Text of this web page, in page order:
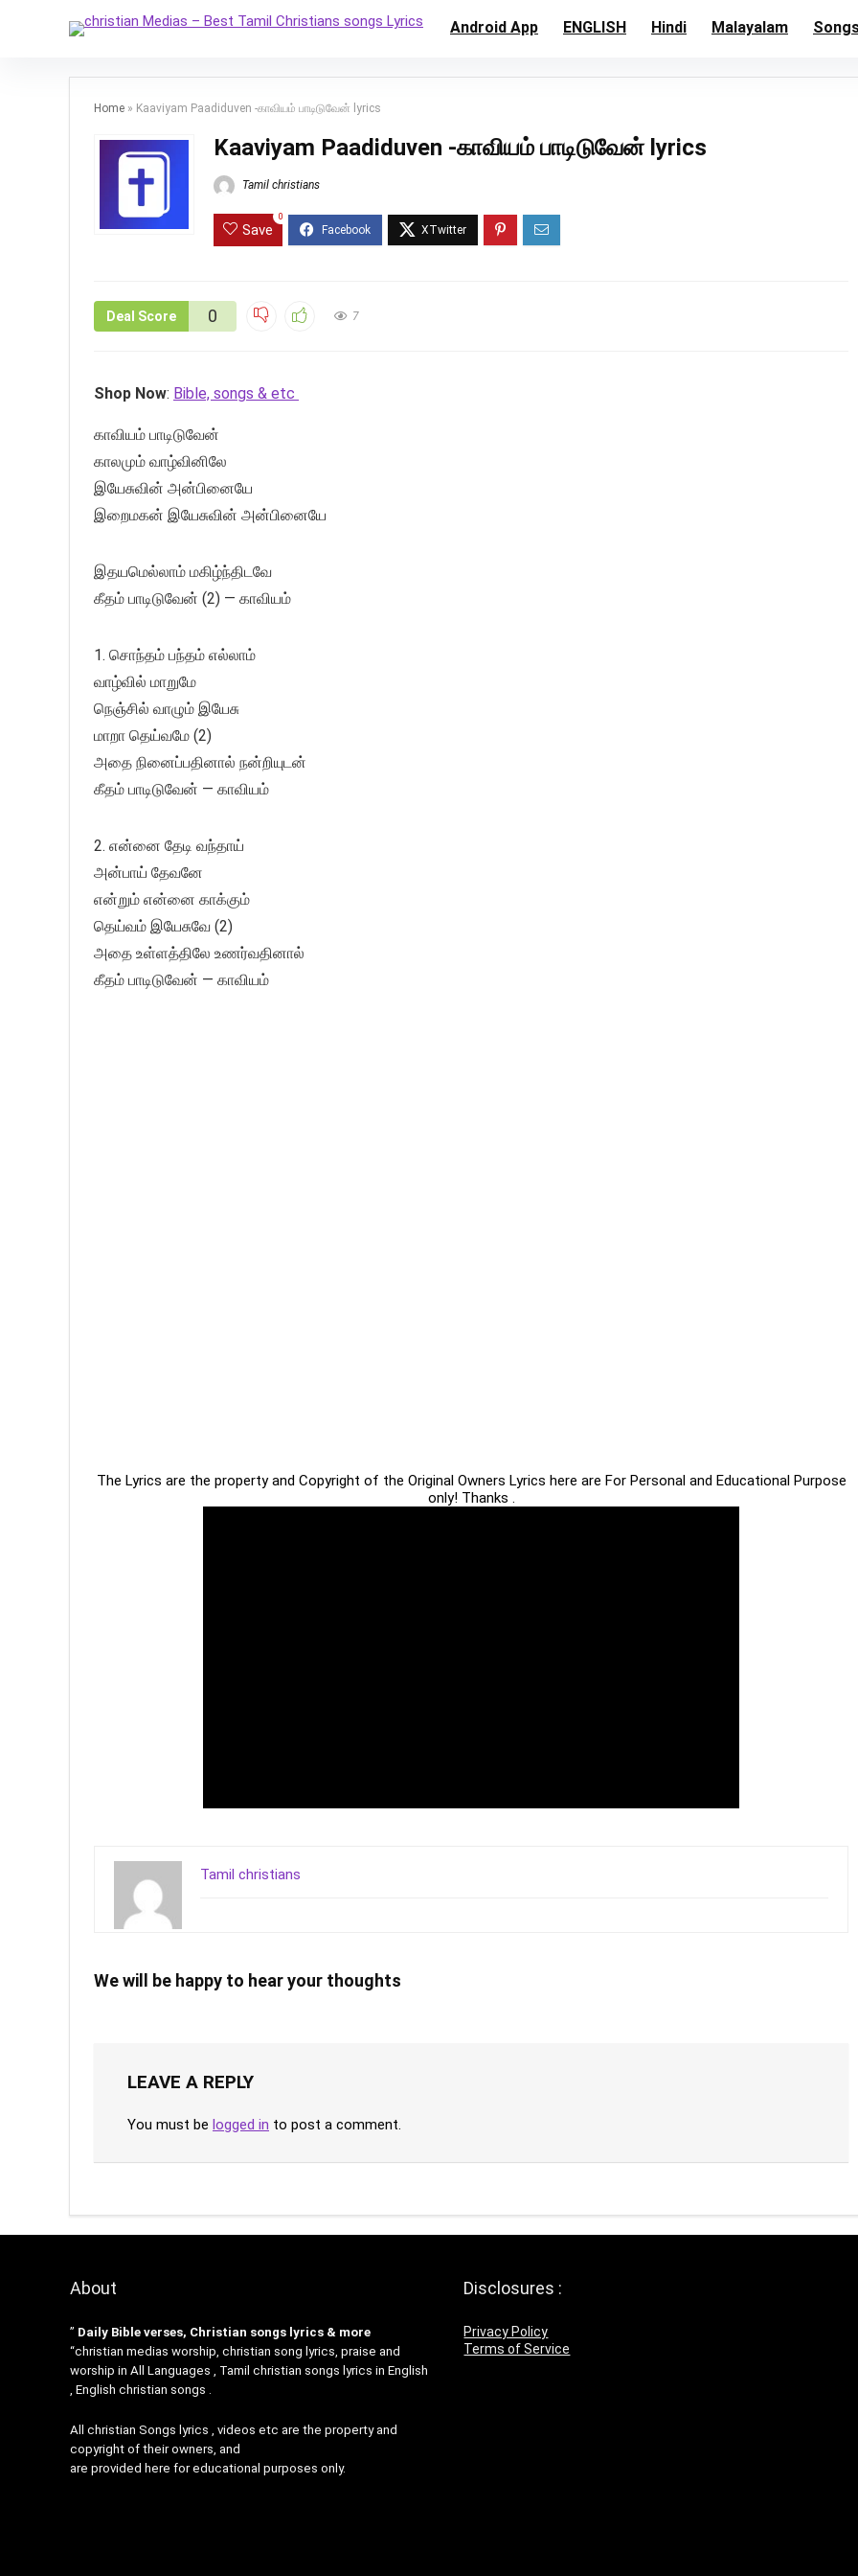
Android App ENGLISH Hindi Malayalam
Home » Kaaviyam Paadiduven -காவியம் பாடிடுவேன் lyrics
Kaaviyam Paadiduven -காவியம் பாடிடுவேன் lyrics
Tamil christians
Save
0
Deal Score 0 7
Shop Now: Bible, songs & etc
காவியம் பாடிடுவேன்
காலமும் வாழ்வினிலே
இயேசுவின் அன்பினையே
இறைமகன் இயேசுவின் அன்பினையே
இதயமெல்லாம் மகிழ்ந்திடவே
கீதம் பாடிடுவேன் (2) — காவியம்
1. சொந்தம் பந்தம் எல்லாம்
வாழ்வில் மாறுமே
நெஞ்சில் வாழும் இயேசு
மாறா தெய்வமே (2)
அதை நினைப்பதினால் நன்றியுடன்
கீதம் பாடிடுவேன் — காவியம்
2. என்னை தேடி வந்தாய்
அன்பாய் தேவனே
என்றும் என்னை காக்கும்
தெய்வம் இயேசுவே (2)
அதை உள்ளத்திலே உணர்வதினால்
கீதம் பாடிடுவேன் — காவியம்
The Lyrics are the property and Copyright of the Original Owners Lyrics here are For Personal and Educational Purpose
only! Thanks .
Tamil christians
We will be happy to hear your thoughts
LEAVE A REPLY
You must be logged in to post a comment.
About
” Daily Bible verses, Christian songs lyrics & more
“christian medias worship, christian song lyrics, praise and
worship in All Languages , Tamil christian songs lyrics in English
, English christian songs .
All christian Songs lyrics , videos etc are the property and
copyright of their owners, and
are provided here for educational purposes only.
Disclosures :
Privacy Policy
Terms of Service